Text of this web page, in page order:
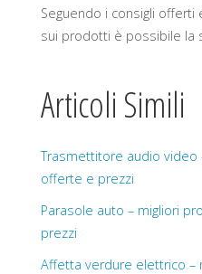
Seguendo i consigli
sui prodotti è possibile la
Articoli Simili
Trasmettitore audio video
offerte e prezzi
Parasole auto – migliori
prezzi
Affetta verdure elettrico –